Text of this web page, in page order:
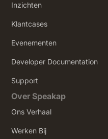
Inzichten
Klantcases
Evenementen
Developer Documentation
Support
Over Speakap
Ons Verhaal
Werken Bij